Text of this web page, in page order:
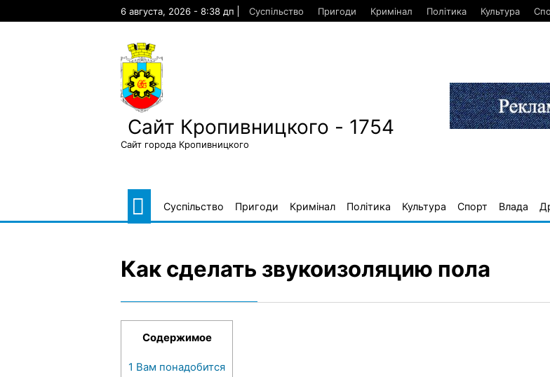
6 августа, 2026 - 8:38 дп Суспільство Пригоди Кримінал Політика Культура
Сайт Кропивницкого - 1754
Сайт города Кропивницкого
Суспільство Пригоди Кримінал Політика Культура Спорт Влада
Как сделать звукоизоляцию пола
Содержимое
1 Вам понадобится